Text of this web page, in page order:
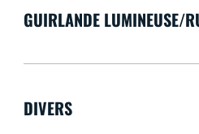
GUIRLANDE LUMINEUSE/
DIVERS